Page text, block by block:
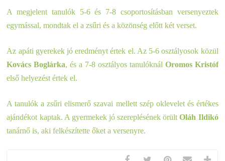
A megjelent tanulók 5-6 és 7-8 csoportosításban versenyeztek
egymással, mondtak el a zsűri és a közönség előtt két verset.
Az apáti gyerekek jó eredményt értek el. Az 5-6 osztályosok közül
Kovács Boglárka, és a 7-8 osztályos tanulóknál Oromos Kristóf
első helyezést értek el.
A tanulók a zsűri elismerő szavai mellett szép oklevelet és értékes
ajándékot kaptak. A gyermekek jó szereplésének örültOláh Ildikó
tanárnő is, aki felkészítette őket a versenyre.